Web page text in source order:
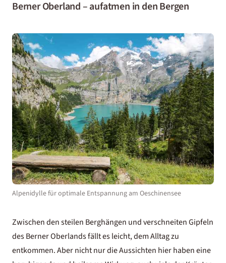
Berner Oberland – aufatmen in den Bergen
Alpenidylle für optimale Entspannung am Oeschinensee
Zwischen den steilen Berghängen und verschneiten Gipfeln
des Berner Oberlands fällt es leicht, dem Alltag zu
entkommen. Aber nicht nur die Aussichten hier haben eine